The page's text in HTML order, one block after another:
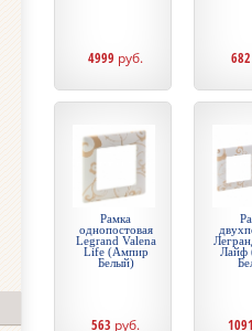
4999 руб. 682
Рамка
однопостовая
Legrand Valena
Life (Ампир
Белый)
563 руб.
Лайф
1091